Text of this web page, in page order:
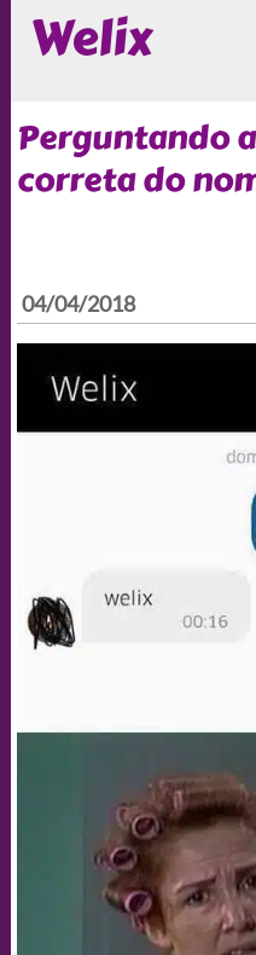
Welix
Perguntando
correta do
04/04/2018